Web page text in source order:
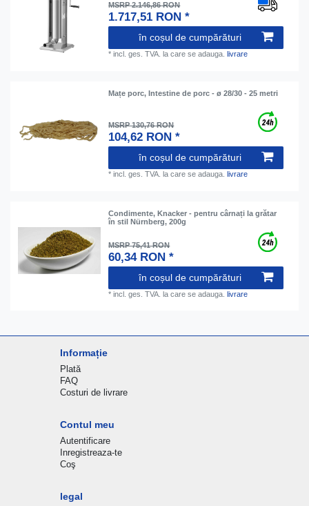
MSRP 2.146,86 RON
1.717,51 RON *
în coșul de cumpărături
*incl. ges. TVA. la care se adauga. livrare
Mațe porc, Intestine de porc - ø 28/30 - 25 metri
MSRP 130,76 RON
104,62 RON *
în coșul de cumpărături
*incl. ges. TVA. la care se adauga.livrare
Condimente, Knacker - pentru cârnați la grătar
în stil Nürnberg, 200g
MSRP 75,41 RON
60,34 RON *
în coșul de cumpărături
*incl. ges. TVA. la care se adauga.livrare
Informație
Plată
FAQ
Costuri de livrare
Contul meu
Autentificare
Inregistreaza-te
Coş
legal